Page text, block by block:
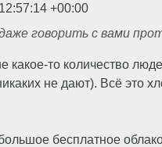
+00:00
говорить с вами
какое-то количество
не дают). Всё это
бесплатное